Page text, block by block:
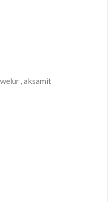
, aksamit